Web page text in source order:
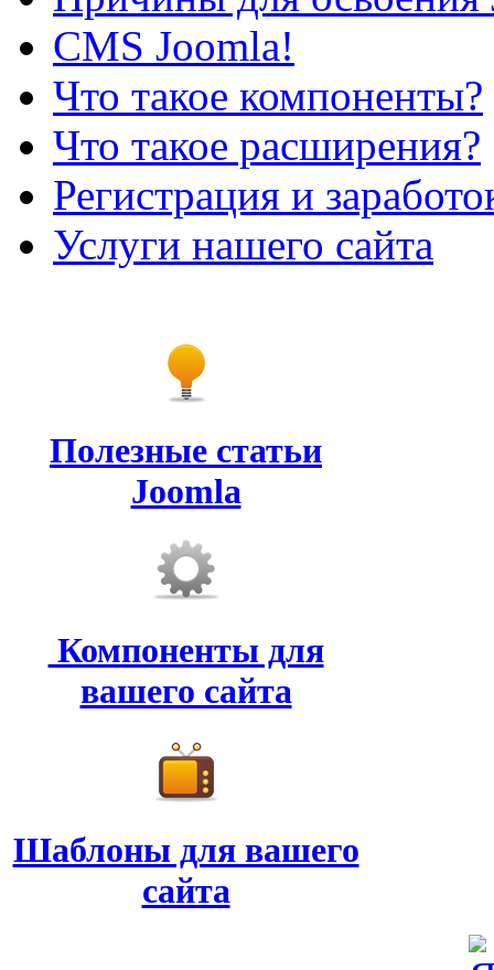
CMS Joomla!
Что такое компоненты?
Что такое расширения?
Регистрация и
Услуги нашего сайта
Полезные статьи
Joomla
Компоненты для
вашего сайта
Шаблоны для вашего
сайта